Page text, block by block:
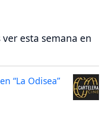
esta semana en